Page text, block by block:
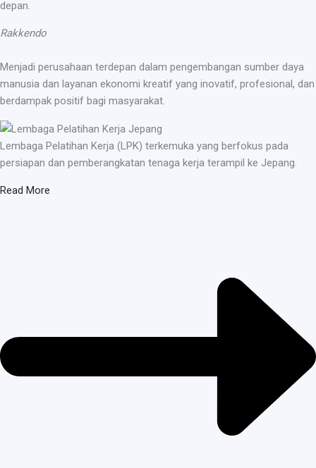
depan.
Rakkendo
Menjadi perusahaan terdepan dalam pengembangan sumber daya
manusia dan layanan ekonomi kreatif yang inovatif, profesional, dan
berdampak positif bagi masyarakat.
Lembaga Pelatihan Kerja (LPK) terkemuka yang berfokus pada
persiapan dan pemberangkatan tenaga kerja terampil ke Jepang.
Read More